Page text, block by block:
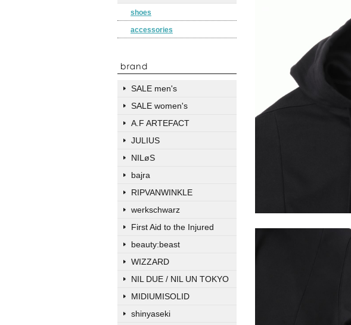
shoes
accessories
SALE men's
SALE women's
A.F ARTEFACT
JULIUS
NILøS
bajra
RIPVANWINKLE
werkschwarz
First Aid to the Injured
beauty:beast
WIZZARD
NIL DUE / NIL UN TOKYO
MIDIUMISOLID
shinyaseki